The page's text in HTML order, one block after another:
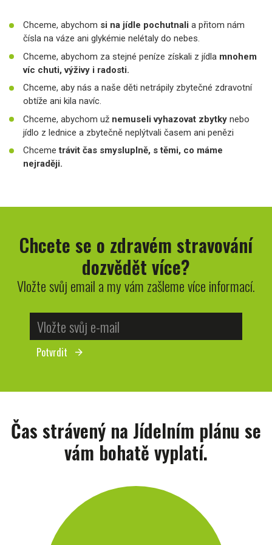
Chceme, abychom si na jídle pochutnali a přitom nám
čísla na váze ani glykémie nelétaly do nebes.
Chceme, abychom za stejné peníze získali z jídla mnohem
víc chuti, výživy i radosti.
Chceme, aby nás a naše děti netrápily zbytečné zdravotní
obtíže ani kila navíc.
Chceme, abychom už nemuseli vyhazovat zbytkynebo
jídlo z lednice a zbytečně neplýtvali časem ani penězi
Chcemetrávit čas smysluplně, s těmi, co máme
nejraději.
Chcete se o zdravém stravování
dozvědět více?
Vložte svůj email a my vám zašleme více informací.
Potvrdit arrow_forward
Čas strávený na Jídelním plánu se
vám bohatě vyplatí.